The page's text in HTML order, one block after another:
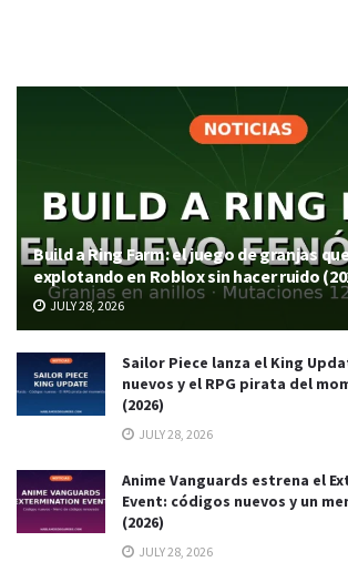
Build a Ring Farm: el juego de granjas
explotando en Roblox sin hacer ruido
JULY 28, 2026
Sailor Piece lanza el King
nuevos y el RPG pirata del
(2026)
JULY 28, 2026
Anime Vanguards estrena el
Event: códigos nuevos y un
(2026)
JULY 28, 2026